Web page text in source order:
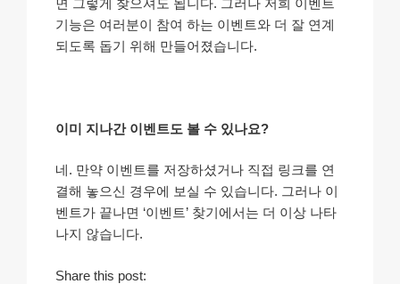
기능은 여러분이 참여 하는 이벤트와 더 잘 연계
되도록 돕기 위해 만들어졌습니다.
이미 지나간 이벤트도 볼 수 있나요?
네. 만약 이벤트를 저장하셨거나 직접 링크를 연
결해 놓으신 경우에 보실 수 있습니다. 그러나 이
벤트가 끝나면 ‘이벤트’ 찾기에서는 더 이상 나타
나지 않습니다.
Share this post: